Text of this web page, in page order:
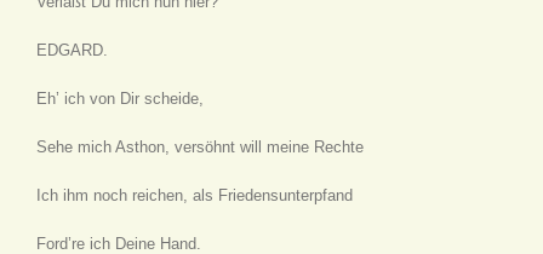
EDGARD.
Eh’ ich von Dir scheide,
Sehe mich Asthon, versöhnt will meine Rechte
Ich ihm noch reichen, als Friedensunterpfand
Ford’re ich Deine Hand.